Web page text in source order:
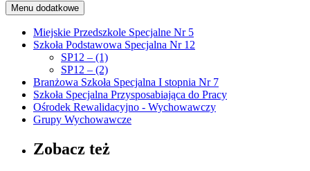
Menu dodatkowe
Miejskie Przedszkole Specjalne Nr 5
Szkoła Podstawowa Specjalna Nr 12
SP12 – (1)
SP12 – (2)
Branżowa Szkoła Specjalna I stopnia Nr 7
Szkoła Specjalna Przysposabiająca do Pracy
Ośrodek Rewalidacyjno - Wychowawczy
Grupy Wychowawcze
Zobacz też